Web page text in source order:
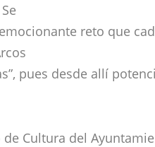
reto que
pues desde allí
de Cultura del